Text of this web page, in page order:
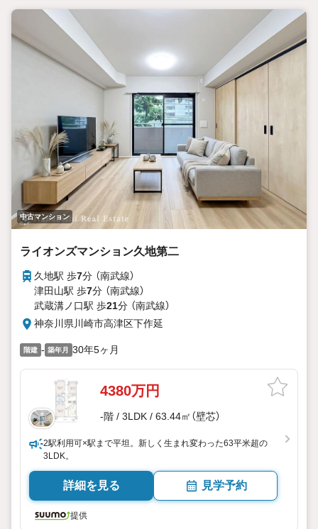
◆安心の環境◆
無料駐車場、キッズスペースを完備し、ご家族でのご来店も
安心です。
の体制で皆様の住まい探しをサポートいたします。
中古マンション
ライオンズマンション久地第二
久地駅 歩7分 （南武線）
津田山駅 歩7分 （南武線）
武蔵溝ノ口駅 歩21分 （南武線）
神奈川県川崎市高津区下作延
階建 - 築年月 30年5ヶ月
4380万円
-階 / 3LDK / 63.44㎡（壁芯）
2駅利用可×駅まで平坦。新しく生まれ変わった63平米超の
3LDK。
詳細を見る 見学予約
提供